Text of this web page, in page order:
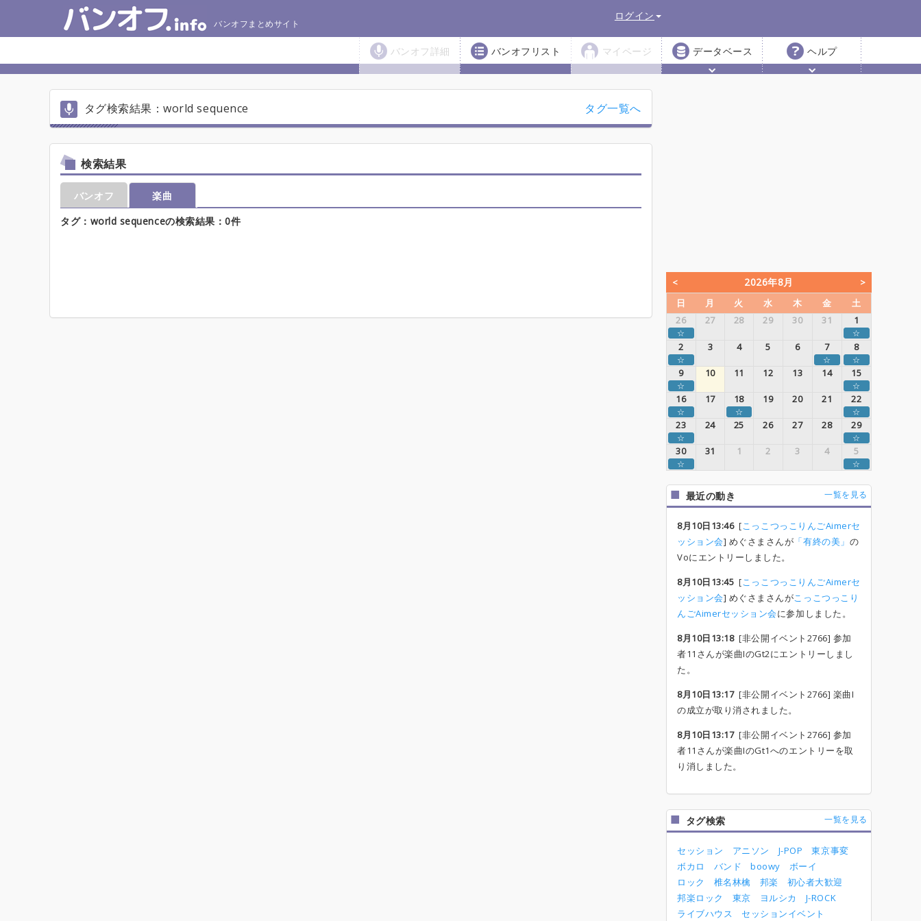
バンオフまとめサイト
ログイン
バンオフ詳細 バンオフリスト マイページ データベース ヘルプ
タグ検索結果：world sequence タグ一覧へ
検索結果
バンオフ
楽曲
タグ：world sequenceの検索結果：0件
2026年8月
日 月 火 水 木 金
土
26
27 28 29 30 31 1
☆ ☆
2 3 4 5 6 7 8
☆ ☆ ☆
9 10 11 12 13 14 15
☆ ☆
16 17 18 19 20 21 22
☆ ☆ ☆
23 24 25 26 27 28 29
☆ ☆
30 31 1 2 3 4 5
☆ ☆
最近の動き 一覧を見る
8月10日13:46[こっこつっこりんごAimerセ
ッション会] めぐさまさんが 「有終の美」 の
Voにエントリーしました。
8月10日13:45 [こっこつっこりんごAimerセ
ッション会] めぐさまさんがこっこつっこり
んごAimerセッション会に参加しました。
8月10日13:18[非公開イベント2766] 参加
者11さんが楽曲IのGt2にエントリーしまし
た。
8月10日13:17[非公開イベント2766] 楽曲I
の成立が取り消されました。
8月10日13:17[非公開イベント2766] 参加
者11さんが楽曲IのGt1へのエントリーを取
り消しました。
タグ検索 一覧を見る
セッション アニソン J-POP
東京事変
ボカロ
バンド boowy
ボーイ
ロック
椎名林檎 邦楽
初心者大歓迎
邦楽ロック
東京 ヨルシカ
J-ROCK
ライブハウス
セッションイベント